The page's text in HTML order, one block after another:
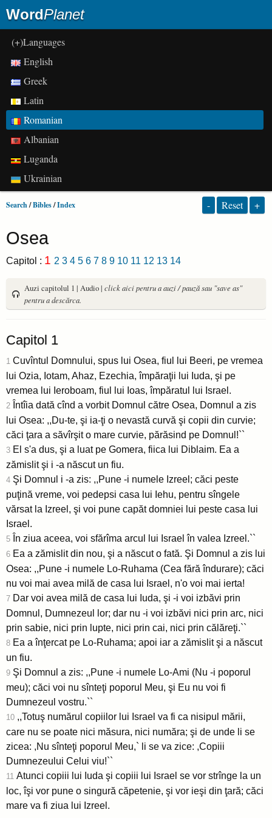
WordPlanet
(+)Languages
English
Greek
Latin
Romanian
Albanian
Luganda
Ukrainian
Search/Bibles/Index - Reset +
Osea
Capitol : 1 2 3 4 5 6 7 8 9 10 11 12 13 14
Auzi capitolul 1 | Audio | click aici pentru a auzi / pauză sau "save as"
pentru a descărca.
Capitol 1
1 Cuvîntul Domnului, spus lui Osea, fiul lui Beeri, pe vremea
lui Ozia, Iotam, Ahaz, Ezechia, împăraţii lui Iuda, şi pe
vremea lui Ieroboam, fiul lui Ioas, împăratul lui Israel.
2 Întîia dată cînd a vorbit Domnul către Osea, Domnul a zis
lui Osea: ,,Du-te, şi ia-ţi o nevastă curvă şi copii din curvie;
căci ţara a săvîrşit o mare curvie, părăsind pe Domnul!``
3 El s'a dus, şi a luat pe Gomera, fiica lui Diblaim. Ea a
zămislit şi i -a născut un fiu.
4 Şi Domnul i -a zis: ,,Pune -i numele Izreel; căci peste
puţină vreme, voi pedepsi casa lui Iehu, pentru sîngele
vărsat la Izreel, şi voi pune capăt domniei lui peste casa lui
Israel.
5 În ziua aceea, voi sfărîma arcul lui Israel în valea Izreel.``
6 Ea a zămislit din nou, şi a născut o fată. Şi Domnul a zis lui
Osea: ,,Pune -i numele Lo-Ruhama (Cea fără îndurare); căci
nu voi mai avea milă de casa lui Israel, n'o voi mai ierta!
7 Dar voi avea milă de casa lui Iuda, şi -i voi izbăvi prin
Domnul, Dumnezeul lor; dar nu -i voi izbăvi nici prin arc, nici
prin sabie, nici prin lupte, nici prin cai, nici prin călăreţi.``
8 Ea a înţercat pe Lo-Ruhama; apoi iar a zămislit şi a născut
un fiu.
9 Şi Domnul a zis: ,,Pune -i numele Lo-Ami (Nu -i poporul
meu); căci voi nu sînteţi poporul Meu, şi Eu nu voi fi
Dumnezeul vostru.``
10 ,,Totuş numărul copiilor lui Israel va fi ca nisipul mării,
care nu se poate nici măsura, nici număra; şi de unde li se
zicea: ,Nu sînteţi poporul Meu,` li se va zice: ,Copiii
Dumnezeului Celui viu!``
11 Atunci copiii lui Iuda şi copiii lui Israel se vor strînge la un
loc, îşi vor pune o singură căpetenie, şi vor ieşi din ţară; căci
mare va fi ziua lui Izreel.